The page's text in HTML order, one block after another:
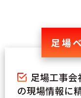
足場
足場工事
の現場情報に